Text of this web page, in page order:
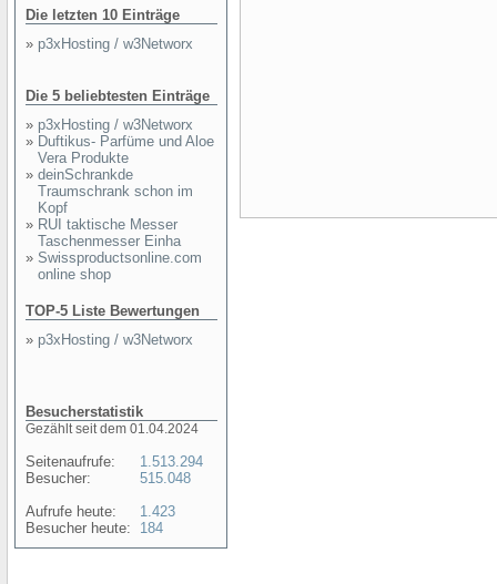
Die letzten 10 Einträge
» p3xHosting / w3Networx
Die 5 beliebtesten Einträge
» p3xHosting / w3Networx
» Duftikus- Parfüme und Aloe
Vera Produkte
» deinSchrankde
Traumschrank schon im
Kopf
» RUI taktische Messer
Taschenmesser Einha
» Swissproductsonline.com
online shop
TOP-5 Liste Bewertungen
» p3xHosting / w3Networx
Besucherstatistik
Gezählt seit dem 01.04.2024
Seitenaufrufe:
Besucher:
Aufrufe heute:
Besucher heute:
1.513.294
515.048
1.423
184